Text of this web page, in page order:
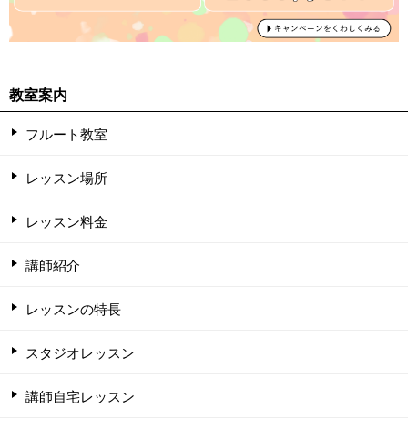
教室案内
フルート教室
レッスン場所
レッスン料金
講師紹介
レッスンの特長
スタジオレッスン
講師自宅レッスン